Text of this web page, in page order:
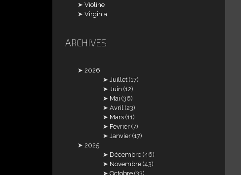
Violine
Virginia
ARCHIVES
2026
Juillet (17)
Juin (12)
Mai (36)
Avril (23)
Mars (11)
Février (7)
Janvier (17)
2025
Décembre (46)
Novembre (43)
Octobre (33)